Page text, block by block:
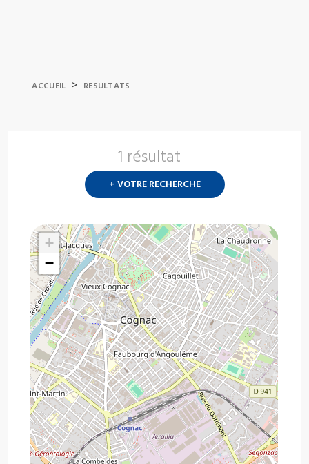
ACCUEIL > RESULTATS
1 résultat
+ VOTRE RECHERCHE
+
−